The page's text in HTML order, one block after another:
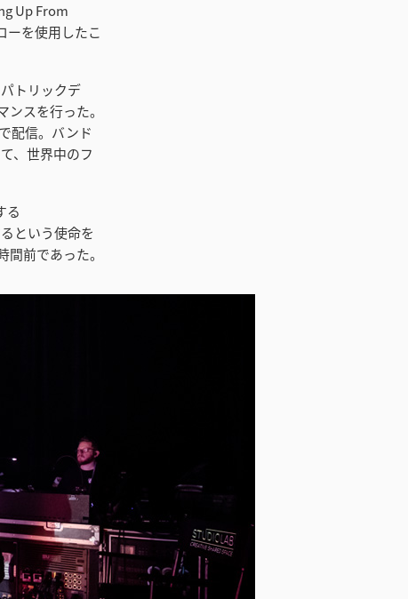
Up From
ーを使用したこ
トリックデ
スを行った。
配信。バンド
、世界中のフ
る
という使命を
前であった。